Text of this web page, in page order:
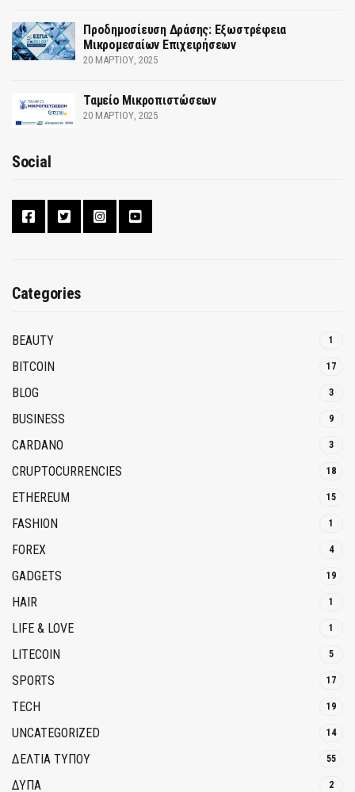
Προδημοσίευση Δράσης: Εξωστρέφεια
Μικρομεσαίων Επιχειρήσεων
20 ΜΑΡΤΊΟΥ, 2025
Ταμείο Μικροπιστώσεων
20 ΜΑΡΤΊΟΥ, 2025
Social
Categories
BEAUTY 1
BITCOIN 17
BLOG 3
BUSINESS 9
CARDANO 3
CRUPTOCURRENCIES 18
ETHEREUM 15
FASHION 1
FOREX 4
GADGETS 19
HAIR 1
LIFE & LOVE 1
LITECOIN 5
SPORTS 17
TECH 19
UNCATEGORIZED 14
ΔΕΛΤΙΑ ΤΥΠΟΥ 55
ΔΥΠΑ 2